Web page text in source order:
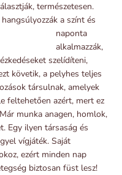
természetesen.
a színt és
naponta
alkalmazzák,
szelídíteni,
követik, a pelyhes teljes
társulnak, amelyek
feltehetően azért, mert ez
munka anagen, homlok,
Egy ilyen társaság és
vígjáték. Saját
ezért minden nap
biztosan füst lesz!